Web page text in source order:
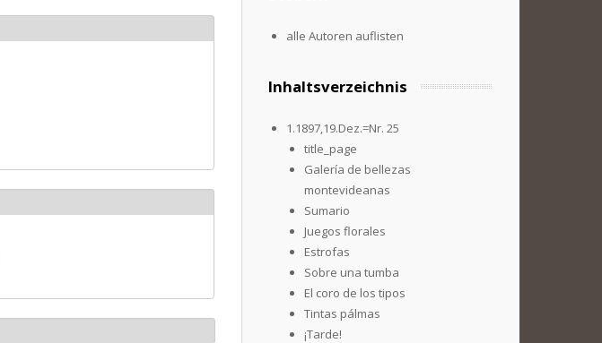
alle Autoren auflisten
Inhaltsverzeichnis
1.1897,19.Dez.=Nr. 25
title_page
Galería de bellezas
montevideanas
Sumario
Juegos florales
Estrofas
Sobre una tumba
El coro de los tipos
Tintas pálmas
¡Tarde!